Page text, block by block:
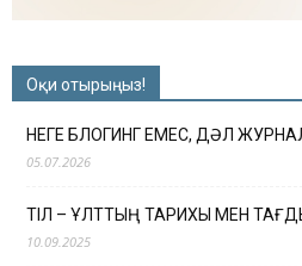
Оқи отырыңыз!
НЕГЕ БЛОГИНГ ЕМЕС, ДӘЛ
05.07.2026
ТІЛ – ҰЛТТЫҢ ТАРИХЫ МЕН
10.09.2025